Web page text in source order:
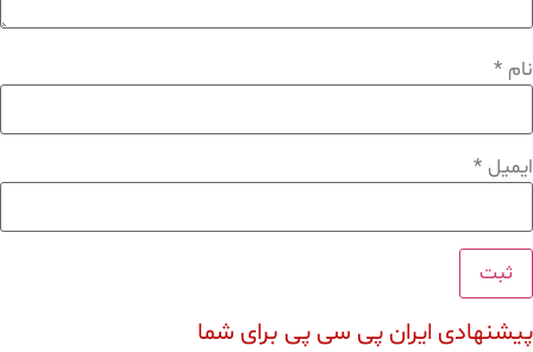
نام *
ایمیل *
پیشنهادی ایران پی سی پی برای شما